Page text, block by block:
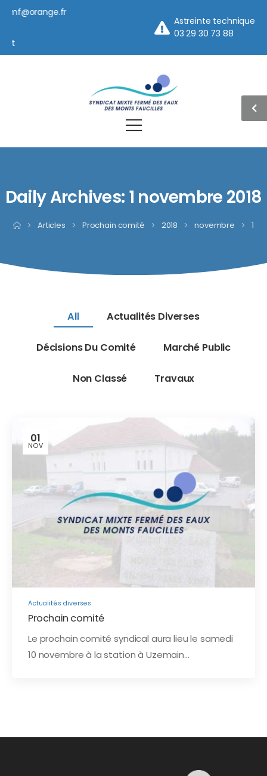
Astreinte technique
03 29 30 73 88
Daily Archives: 1 novembre 2018
> Articles > Prochain comité > 2018 > novembre > 1
All Actualités Diverses
Décisions Du Comité Marché Public
Non Classé Travaux
01
NOV
Actualités diverses
Prochain comité
Le prochain comité syndical aura lieu le samedi
10 novembre à la station à Uzemain…